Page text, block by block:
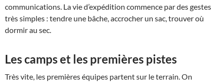
communications. La vie d’expédition commence par des gestes
très simples : tendre une bâche, accrocher un sac, trouver où
dormir au sec.
Les camps et les premières pistes
Très vite, les premières équipes partent sur le terrain. On